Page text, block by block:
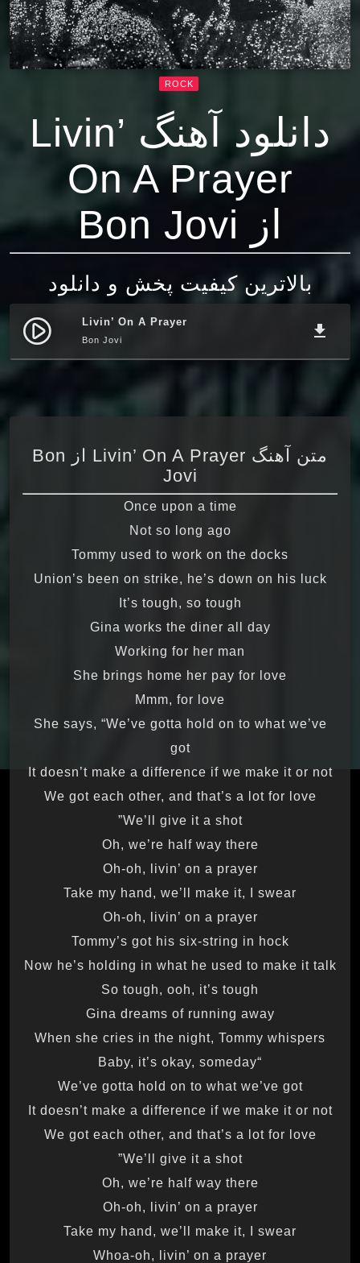
ROCK
دانلود آهنگ Livin’
On A Prayer
از Bon Jovi
بالاترین کیفیت پخش و دانلود
play_circle_filled Livin’ On A Prayer
Bon Jovi file_download
متن آهنگ Livin’ On A Prayer از Bon
Jovi
Once upon a time
Not so long ago
Tommy used to work on the docks
Union’s been on strike, he’s down on his luck
It’s tough, so tough
Gina works the diner all day
Working for her man
She brings home her pay for love
Mmm, for love
She says, “We’ve gotta hold on to what we’ve
got
It doesn’t make a difference if we make it or not
We got each other, and that’s a lot for love
We’ll give it a shot”
Oh, we’re half way there
Oh-oh, livin’ on a prayer
Take my hand, we’ll make it, I swear
Oh-oh, livin’ on a prayer
Tommy’s got his six-string in hock
Now he’s holding in what he used to make it talk
So tough, ooh, it’s tough
Gina dreams of running away
When she cries in the night, Tommy whispers
“Baby, it’s okay, someday
We’ve gotta hold on to what we’ve got
It doesn’t make a difference if we make it or not
We got each other, and that’s a lot for love
We’ll give it a shot”
Oh, we’re half way there
Oh-oh, livin’ on a prayer
Take my hand, we’ll make it, I swear
Whoa-oh, livin’ on a prayer